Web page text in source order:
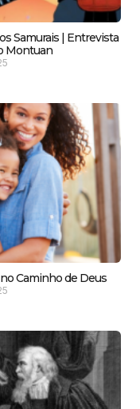
Samurais | Entrevista
Montuan
Caminho de Deus